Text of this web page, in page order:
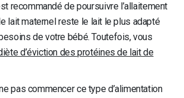
recommandé de poursuivre l’allaitement
lait maternel reste le lait le plus adapté
de votre bébé. Toutefois, vous
d’éviction des protéines de lait de
pas commencer ce type d’alimentation